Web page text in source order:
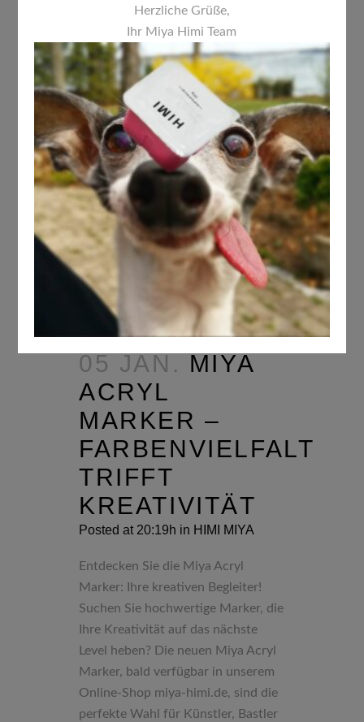
05 JAN. MIYA
ACRYL
MARKER –
FARBENVIELFALT
TRIFFT
KREATIVITÄT
Posted at 20:19h in HIMI MIYA
Entdecken Sie die Miya Acryl
Marker: Ihre kreativen Begleiter!
Suchen Sie hochwertige Marker, die
Ihre Kreativität auf das nächste
Level heben? Die neuen Miya Acryl
Marker, bald verfügbar in unserem
Online-Shop miya-himi.de, sind die
perfekte Wahl für Künstler, Bastler
Herzliche Grüße,
Ihr Miya Himi Team